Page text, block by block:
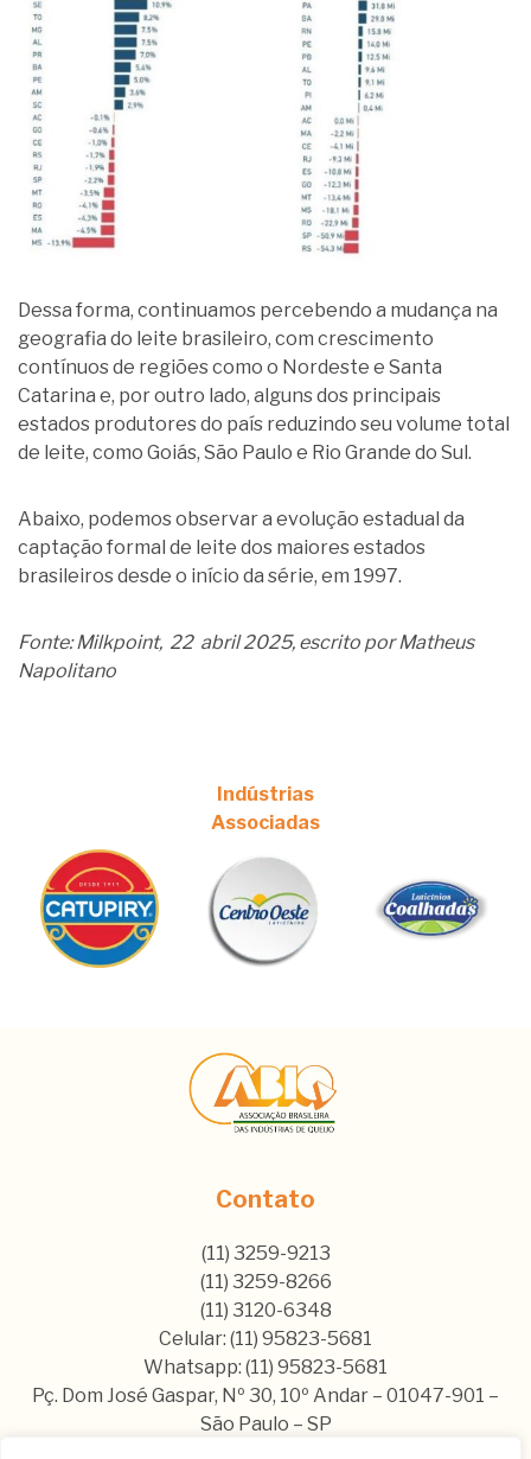
Dessa forma, continuamos percebendo a mudança na
geografia do leite brasileiro, com crescimento
contínuos de regiões como o Nordeste e Santa
Catarina e, por outro lado, alguns dos principais
estados produtores do país reduzindo seu volume total
de leite, como Goiás, São Paulo e Rio Grande do Sul.
Abaixo, podemos observar a evolução estadual da
captação formal de leite dos maiores estados
brasileiros desde o início da série, em 1997.
Fonte: Milkpoint, 22 abril 2025, escrito por Matheus
Napolitano
Indústrias
Associadas
Contato
(11) 3259-9213
(11) 3259-8266
(11) 3120-6348
Celular: (11) 95823-5681
Whatsapp: (11) 95823-5681
Pç. Dom José Gaspar, Nº 30, 10º Andar – 01047-901 –
São Paulo – SP